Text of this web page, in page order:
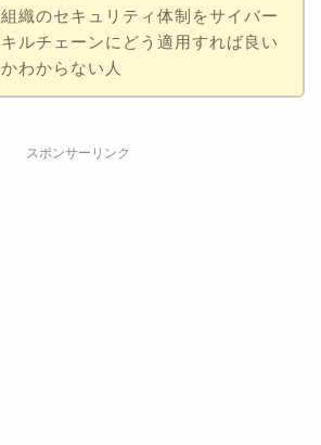
組織のセキュリティ体制をサイバー
キルチェーンにどう適用すれば良い
かわからない人
スポンサーリンク